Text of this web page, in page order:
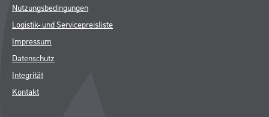
Nutzungsbedingungen
Logistik- und Servicepreisliste
Impressum
Datenschutz
Integrität
Kontakt